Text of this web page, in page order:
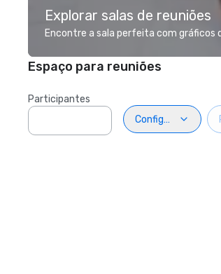
Explorar salas de reuniões
Encontre a sala perfeita com gráficos
Espaço para reuniões
Participantes
Configuração